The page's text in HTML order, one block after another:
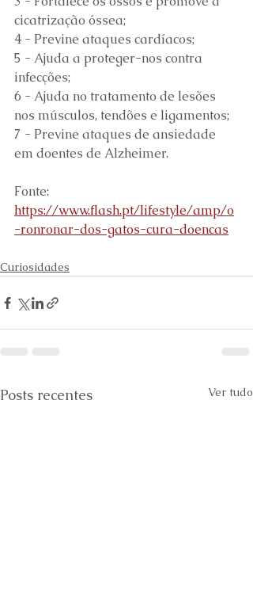
cicatrização óssea;
4 - Previne ataques cardíacos;
5 - Ajuda a proteger-nos contra
infecções;
6 - Ajuda no tratamento de lesões
nos músculos, tendões e ligamentos;
7 - Previne ataques de ansiedade
em doentes de Alzheimer.
Fonte:
https://www.flash.pt/lifestyle/amp/o
-ronronar-dos-gatos-cura-doencas
Curiosidades
Posts recentes Ver tudo